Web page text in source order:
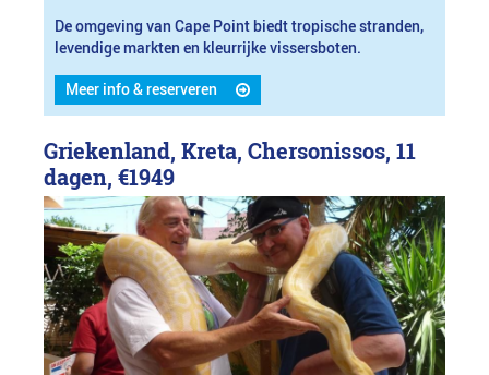
De omgeving van Cape Point biedt tropische stranden,
levendige markten en kleurrijke vissersboten.
Meer info & reserveren
Griekenland, Kreta, Chersonissos, 11
dagen, €1949